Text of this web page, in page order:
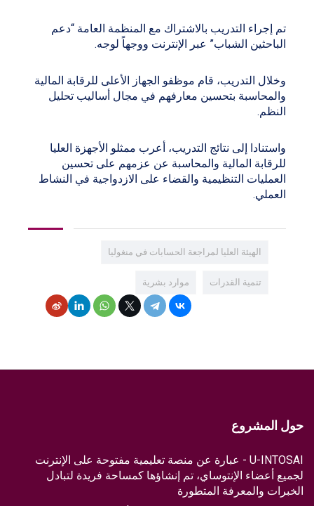
تم إجراء التدريب بالاشتراك مع المنظمة العامة “دعم
الباحثين الشباب” عبر الإنترنت ووجهاً لوجه.
وخلال التدريب، قام موظفو الجهاز الأعلى للرقابة المالية
والمحاسبة بتحسين معارفهم في مجال أساليب تحليل
النظم.
واستنادا إلى نتائج التدريب، أعرب ممثلو الأجهزة العليا
للرقابة المالية والمحاسبة عن عزمهم على تحسين
العمليات التنظيمية والقضاء على الازدواجية في النشاط
العملي.
الهيئة العليا لمراجعة الحسابات في منغوليا
تنمية القدرات موارد بشرية
حول المشروع
U-INTOSAI - عبارة عن منصة تعليمية مفتوحة على الإنترنت
لجميع أعضاء الإنتوساي، تم إنشاؤها كمساحة فريدة لتبادل
الخبرات والمعرفة المتطورة